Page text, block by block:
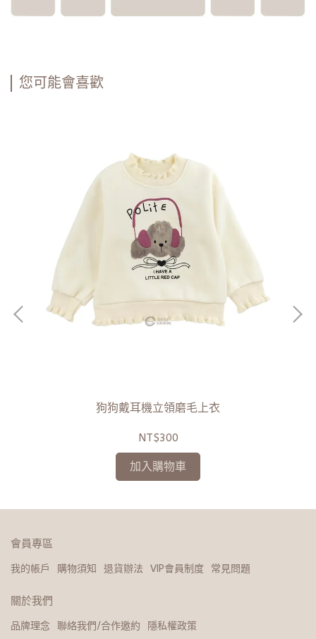
您可能會喜歡
狗狗戴耳機立領磨毛上衣
NT$300
加入購物車
會員專區
我的帳戶 購物須知 退貨辦法 VIP會員制度 常見問題
關於我們
品牌理念 聯絡我們/合作邀約 隱私權政策